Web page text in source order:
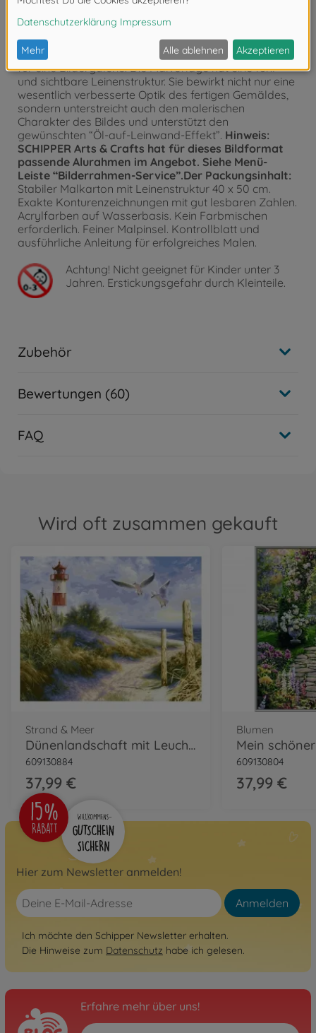
“MEISTERKLASSE Premium”. Bilder im Hoch- oder
Querformat von 40 x 50 cm, neben- oder
untereinander gruppiert, eignen sich besonders gut
für eine Bildergalerie. Die Malvorlage hat eine fühl-
und sichtbare Leinenstruktur. Sie bewirkt nicht nur eine
wesentlich verbesserte Optik des fertigen Gemäldes,
sondern unterstreicht auch den malerischen
Charakter des Bildes und unterstützt den
gewünschten “Öl-auf-Leinwand-Effekt”. Hinweis:
SCHIPPER Arts & Crafts hat für dieses Bildformat
passende Alurahmen im Angebot. Siehe Menü-
Leiste “Bilderrahmen-Service”.Der Packungsinhalt:
Stabiler Malkarton mit Leinenstruktur 40 x 50 cm.
Exakte Konturenzeichnungen mit gut lesbaren Zahlen.
Acrylfarben auf Wasserbasis. Kein Farbmischen
erforderlich. Feiner Malpinsel. Kontrollblatt und
ausführliche Anleitung für erfolgreiches Malen.
Achtung! Nicht geeignet für Kinder unter 3
Jahren. Erstickungsgefahr durch Kleinteile.
Zubehör
Bewertungen (60)
FAQ
Wird oft zusammen gekauft
Strand & Meer
Dünenlandschaft mit Leuchtturm Malen nach Zahlen
609130884
37,99 €
Blumen
609130804
37,99 €
Hier zum Newsletter anmelden!
Anmelden
Ich möchte den Schipper Newsletter erhalten.
Die Hinweise zum Datenschutz habe ich gelesen.
Erfahre mehr über uns!